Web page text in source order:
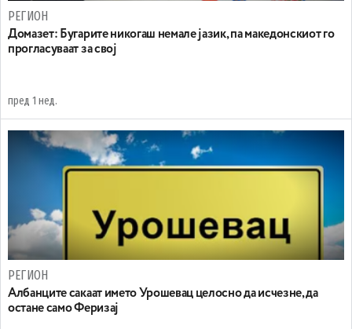
РЕГИОН
Домазет: Бугарите никогаш немале јазик, па македонскиот го
прогласуваат за свој
пред 1 нед.
РЕГИОН
Aлбанците сакаат името Урошевац целосно да исчезне, да
остане само Феризај